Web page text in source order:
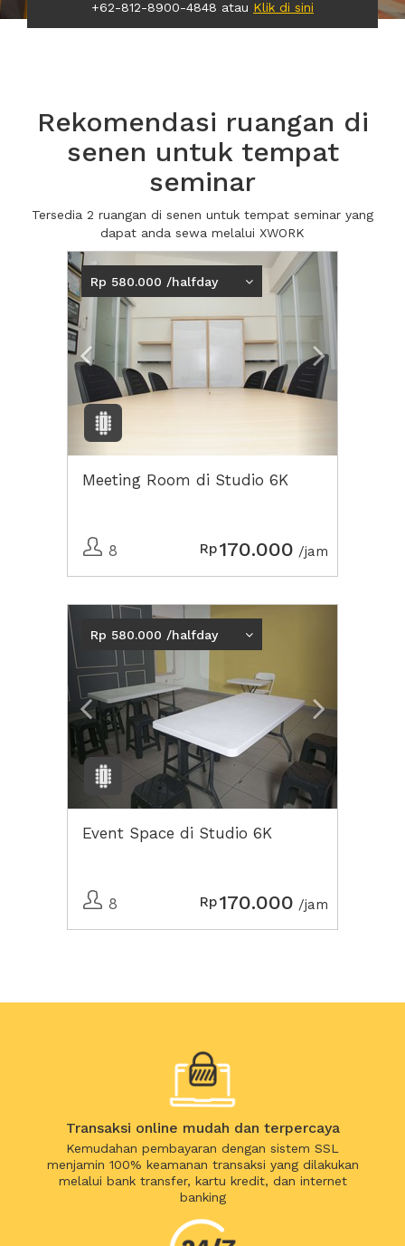
+62-812-8900-4848 atau Klik di sini
Rekomendasi ruangan di
senen untuk tempat
seminar
Tersedia 2 ruangan di senen untuk tempat seminar yang
dapat anda sewa melalui XWORK
Previous Next2
Rp 580.000 /halfday
Meeting Room di Studio 6K
8 Rp170.000 /jam
Previous
Rp 580.000 /halfday
Event Space di Studio 6K
8 Rp170.000 /jam
Transaksi online mudah dan terpercaya
Kemudahan pembayaran dengan sistem SSL
menjamin 100% keamanan transaksi yang dilakukan
melalui bank transfer, kartu kredit, dan internet
banking